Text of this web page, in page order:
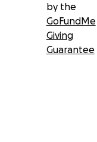
by the
GoFundMe
Giving
Guarantee